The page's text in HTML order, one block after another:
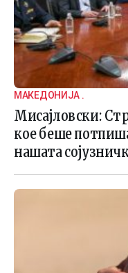
МАКЕДОНИЈА .
Мисајловски:
кое беше
нашата